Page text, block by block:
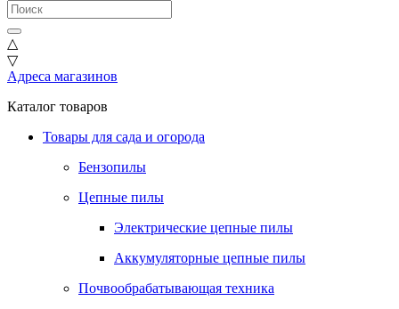
△
▽
Адреса магазинов
Каталог товаров
Товары для сада и огорода
Бензопилы
Цепные пилы
Электрические цепные пилы
Аккумуляторные цепные пилы
Почвообрабатывающая техника